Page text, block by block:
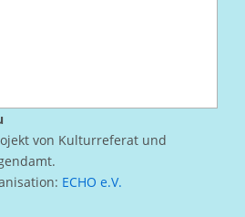
von Kulturreferat und
ECHO e.V.